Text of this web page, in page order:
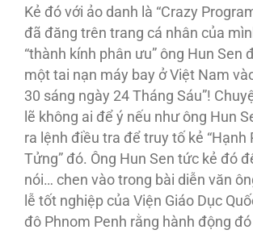
Kẻ đó với ảo danh là “Crazy
đã đăng trên trang cá nhân của
“thành kính phân ưu” ông Hun Sen
một tai nạn máy bay ở Việt Nam
30 sáng ngày 24 Tháng Sáu”!
lẽ không ai để ý nếu như ông Hun
ra lệnh điều tra để truy tố kẻ “Hạnh
Tửng” đó. Ông Hun Sen tức kẻ đó
nói… chen vào trong bài diễn văn
lễ tốt nghiệp của Viện Giáo Dục
đô Phnom Penh rằng hành động